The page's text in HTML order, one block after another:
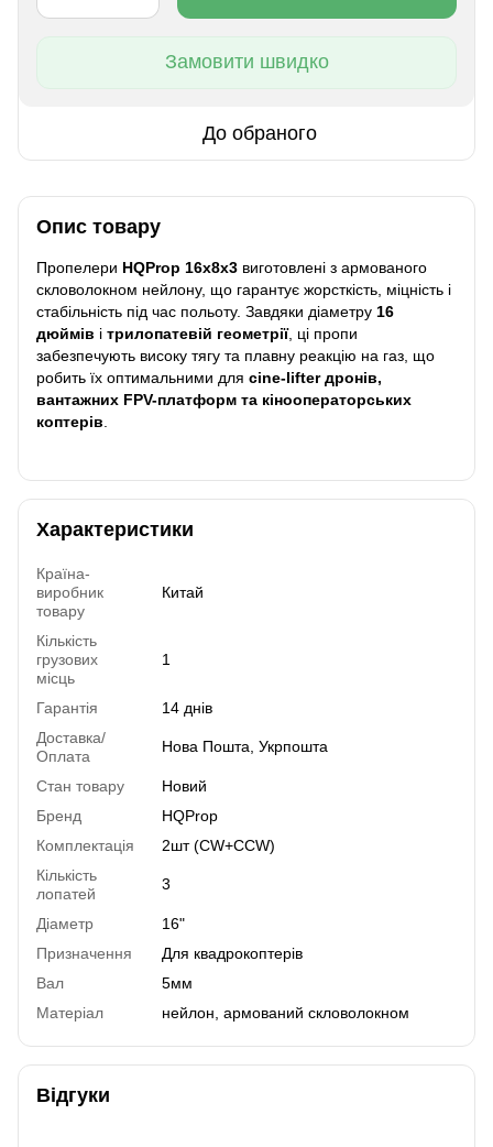
Замовити швидко
До обраного
Опис товару
Пропелери HQProp 16x8x3 виготовлені з армованого
скловолокном нейлону, що гарантує жорсткість, міцність і
стабільність під час польоту. Завдяки діаметру 16
дюймів і трилопатевій геометрії, ці пропи
забезпечують високу тягу та плавну реакцію на газ, що
робить їх оптимальними для cine-lifter дронів,
вантажних FPV-платформ та кінооператорських
коптерів
Характеристики
Країна-
виробник
товару
Китай
Кількість
грузових
місць
1
Гарантія
14 днів
Доставка/
Оплата
Нова Пошта, Укрпошта
Стан товару
Новий
Бренд
HQProp
Комплектація
2шт (CW+ССW)
Кількість
лопатей
3
Діаметр
16"
Призначення
Для квадрокоптерів
Вал
5мм
Матеріал
нейлон, армований скловолокном
Відгуки